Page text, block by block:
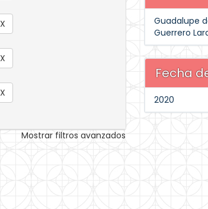
Mostrar filtros avanzados
Guadalupe
Guerrero
Fecha
2020